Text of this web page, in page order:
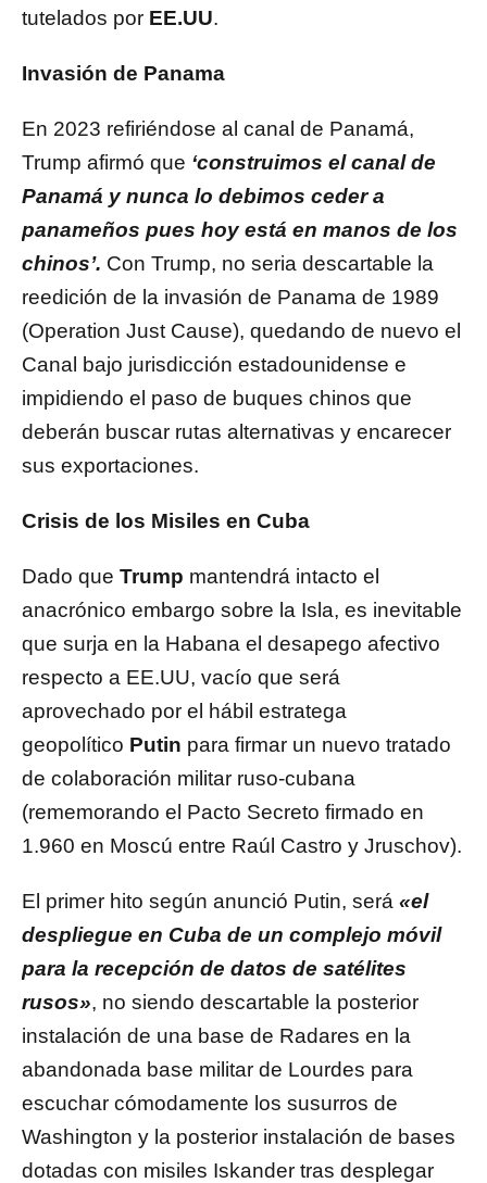
tutelados por EE.UU.
Invasión de Panama
En 2023 refiriéndose al canal de Panamá,
Trump afirmó que ‘construimos el canal de
Panamá y nunca lo debimos ceder a
panameños pues hoy está en manos de los
chinos’. Con Trump, no seria descartable la
reedición de la invasión de Panama de 1989
(Operation Just Cause), quedando de nuevo el
Canal bajo jurisdicción estadounidense e
impidiendo el paso de buques chinos que
deberán buscar rutas alternativas y encarecer
sus exportaciones.
Crisis de los Misiles en Cuba
Dado que Trump mantendrá intacto el
anacrónico embargo sobre la Isla, es inevitable
que surja en la Habana el desapego afectivo
respecto a EE.UU, vacío que será
aprovechado por el hábil estratega
geopolítico Putin para firmar un nuevo tratado
de colaboración militar ruso-cubana
(rememorando el Pacto Secreto firmado en
1.960 en Moscú entre Raúl Castro y Jruschov).
El primer hito según anunció Putin, será «el
despliegue en Cuba de un complejo móvil
para la recepción de datos de satélites
rusos», no siendo descartable la posterior
instalación de una base de Radares en la
abandonada base militar de Lourdes para
escuchar cómodamente los susurros de
Washington y la posterior instalación de bases
dotadas con misiles Iskander tras desplegar